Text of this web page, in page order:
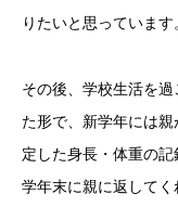
りたいと思っています
その後、学校生活を
た形で、新学年には
定した身長・体重の
学年末に親に返して